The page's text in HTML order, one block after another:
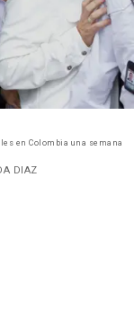
en Colombia una semana
DIAZ